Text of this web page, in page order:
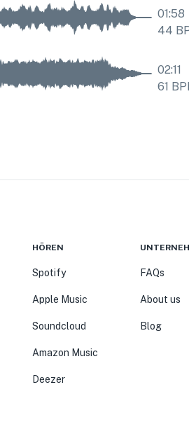
01:58
44
02:11
61
HÖREN
Spotify
Apple Music
Soundcloud
Amazon Music
Deezer
FAQs
About us
Blog